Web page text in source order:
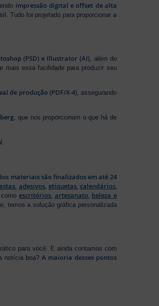
impressão digital e offset de alta
. Tudo foi projetado para proporcionar a
(PSD) e Illustrator (AI), além do
mais essa facilidade para produzir seu
de produção (PDF/X-4), assegurando
, que nos proporcionam o que há de
materiais são finalizados em até 24
, adesivos, etiquetas, calendários,
comoescritórios, artesanato, beleza e
temos a solução gráfica personalizada
para você. E ainda contamos com
notícia boa?A maioria desses pontos